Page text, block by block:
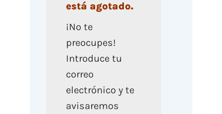
está agotado.
¡No te
preocupes!
Introduce tu
correo
electrónico y te
avisaremos